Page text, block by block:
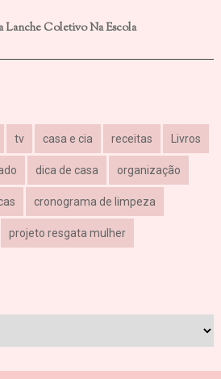
Lanche Coletivo Na Escola
tv casa e cia receitas Livros
dica de casa organização
cronograma de limpeza
projeto resgata mulher